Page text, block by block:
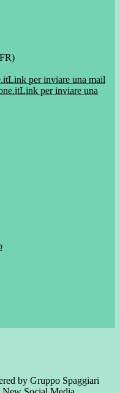
Link per inviare una mail
Link per inviare una
by Gruppo Spaggiari